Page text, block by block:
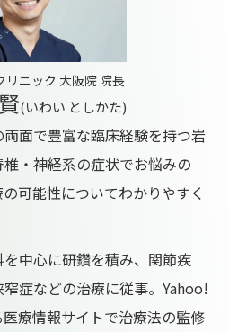
面で豊富な臨床経験を持つ岩
・神経系の症状でお悩みの
可能性についてわかりやすく
中心に研鑽を積み、関節疾
症などの治療に従事。Yahoo!
療情報サイトで治療法の監修
リニック 大阪院 院長
(いわい としかた)